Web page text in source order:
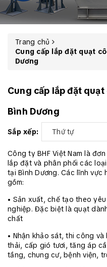
Trang chủ
Cung cấp lắp đặt quạt
Dương
Cung cấp lắp đặt
Bình Dương
Sắp xếp: Thứ tự
Công ty BHF Việt Nam là
lắp đặt và phân phối các
tại Bình Dương. Các lĩnh
gồm:
• Sản xuất, chế tạo theo
nghiệp. Đặc biệt là quạt
chất
• Nhận khảo sát, thi công
thải, cấp gió tươi, tăng áp
tầng, chung cư, bệnh viện,